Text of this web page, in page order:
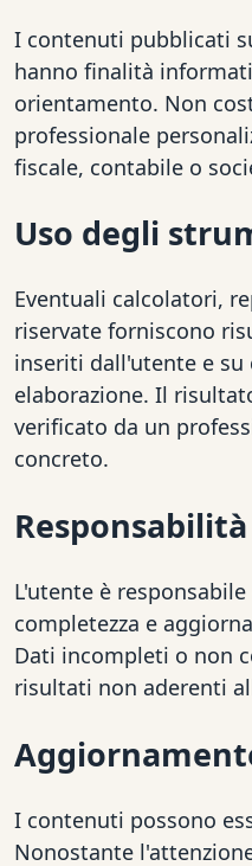
I contenuti pubblicati
hanno finalità
orientamento. Non
professionale
fiscale, contabile o
Uso degli
Eventuali calcolatori,
riservate forniscono
inseriti dall'utente e
elaborazione. Il
verificato da un
concreto.
L'utente è
completezza e
Dati incompleti o non
risultati non aderenti
I contenuti possono
Nonostante